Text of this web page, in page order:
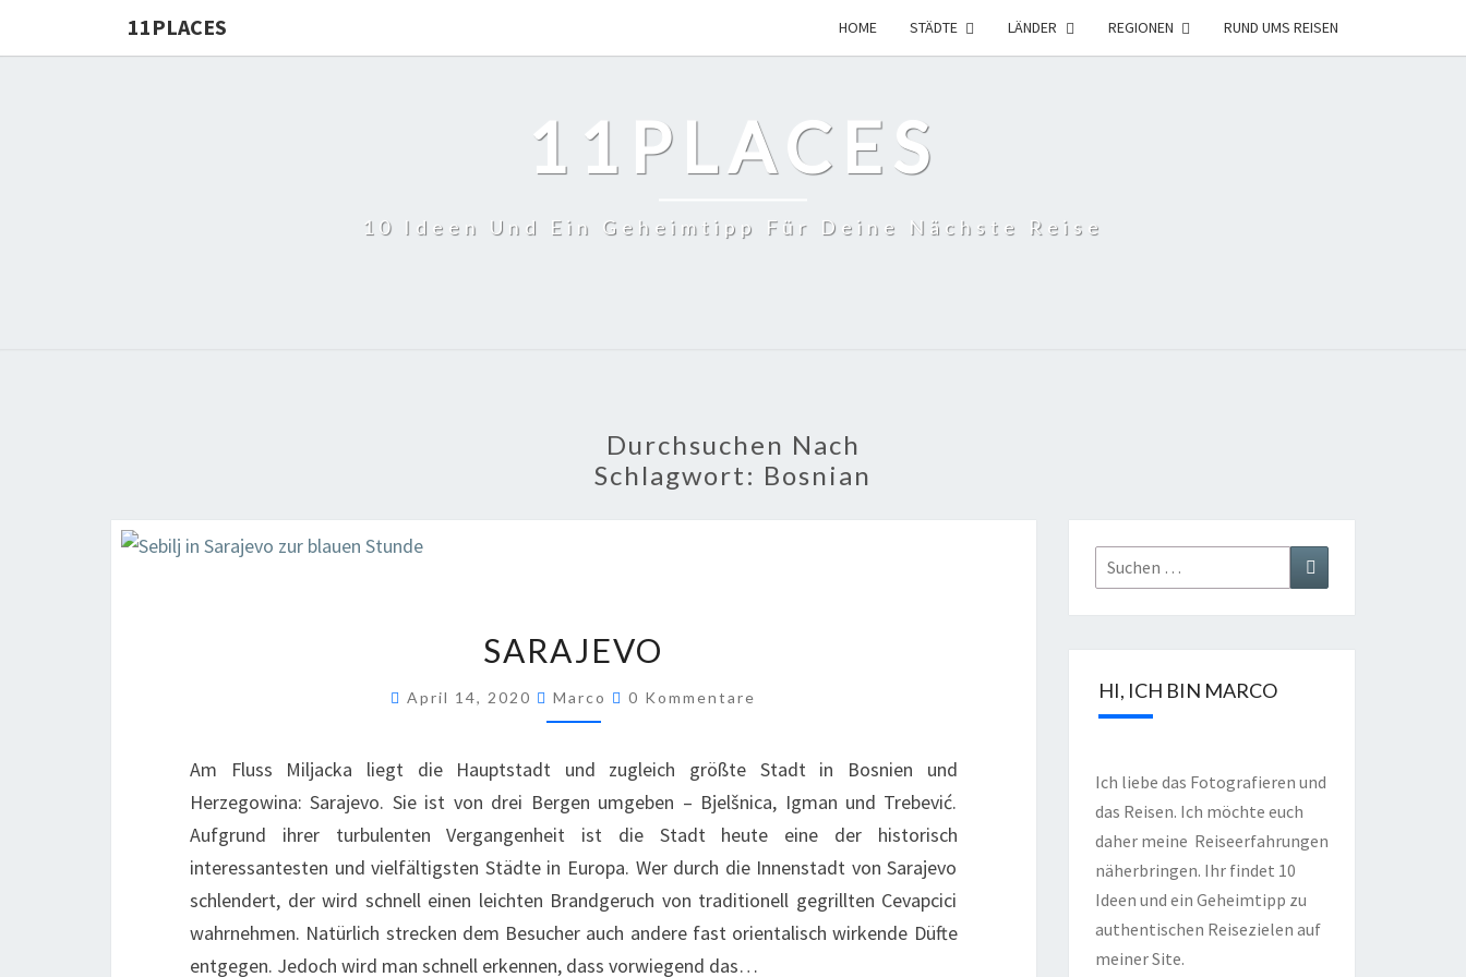
11PLACES HOME STÄDTE LÄNDER REGIONEN RUND UMS REISEN
11PLACES
10 Ideen Und Ein Geheimtipp Für Deine Nächste Reise
Durchsuchen Nach
Schlagwort: Bosnian
SARAJEVO
April 14, 2020 Marco 0 Kommentare
Am Fluss Miljacka liegt die Hauptstadt und zugleich größte Stadt in Bosnien und
Herzegowina: Sarajevo. Sie ist von drei Bergen umgeben – Bjelšnica, Igman und Trebević.
Aufgrund ihrer turbulenten Vergangenheit ist die Stadt heute eine der historisch
interessantesten und vielfältigsten Städte in Europa. Wer durch die Innenstadt von Sarajevo
schlendert, der wird schnell einen leichten Brandgeruch von traditionell gegrillten Cevapcici
wahrnehmen. Natürlich strecken dem Besucher auch andere fast orientalisch wirkende Düfte
entgegen. Jedoch wird man schnell erkennen, dass vorwiegend das…
HI, ICH BIN MARCO
Ich liebe das Fotografieren und
das Reisen. Ich möchte euch
daher meine Reiseerfahrungen
näherbringen. Ihr findet 10
Ideen und ein Geheimtipp zu
authentischen Reisezielen auf
meiner Site.